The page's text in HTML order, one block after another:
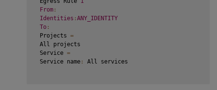
From :
Identities :ANY_IDENTITY
To :
Projects =
All projects
Service =
Service name : All services